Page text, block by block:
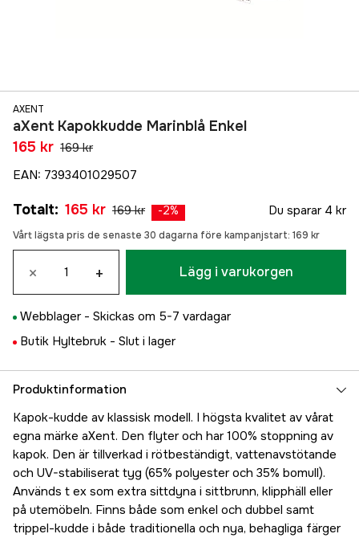
AXENT
aXent Kapokkudde Marinblå Enkel
165 kr 169 kr
EAN: 7393401029507
Totalt: 165 kr 169 kr -2% Du sparar 4 kr
Vårt lägsta pris de senaste 30 dagarna före kampanjstart: 169 kr
× + Lägg i varukorgen
Webblager - Skickas om 5-7 vardagar
Butik Hyltebruk - Slut i lager
Produktinformation
Kapok-kudde av klassisk modell. I högsta kvalitet av vårat
egna märke aXent. Den flyter och har 100% stoppning av
kapok. Den är tillverkad i rötbeständigt, vattenavstötande
och UV-stabiliserat tyg (65% polyester och 35% bomull).
Används t ex som extra sittdyna i sittbrunn, klipphäll eller
på utemöbeln. Finns både som enkel och dubbel samt
trippel-kudde i både traditionella och nya, behagliga färger